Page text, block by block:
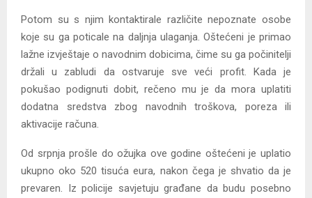
Potom su s njim kontaktirale različite nepoznate osobe
koje su ga poticale na daljnja ulaganja. Oštećeni je primao
lažne izvještaje o navodnim dobicima, čime su ga počinitelji
držali u zabludi da ostvaruje sve veći profit. Kada je
pokušao podignuti dobit, rečeno mu je da mora uplatiti
dodatna sredstva zbog navodnih troškova, poreza ili
aktivacije računa.
Od srpnja prošle do ožujka ove godine oštećeni je uplatio
ukupno oko 520 tisuća eura, nakon čega je shvatio da je
prevaren. Iz policije savjetuju građane da budu posebno